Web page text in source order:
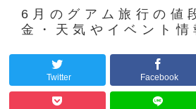
6月のグアム旅行の値
金・天気やイベント情
Twitter Facebook